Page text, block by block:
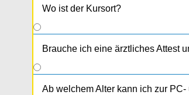
Wo ist der Kursort?
Brauche ich eine ärztliches Attest
Ab welchem Alter kann ich zur